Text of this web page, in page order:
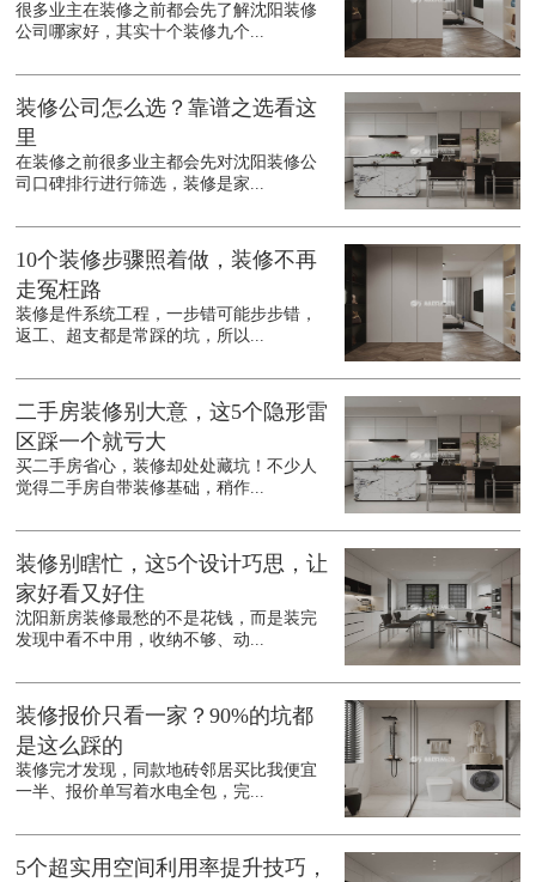
很多业主在装修之前都会先了解沈阳装修
公司哪家好，其实十个装修九个...
装修公司怎么选？靠谱之选看这
里
在装修之前很多业主都会先对沈阳装修公
司口碑排行进行筛选，装修是家...
10个装修步骤照着做，装修不再
走冤枉路
装修是件系统工程，一步错可能步步错，
返工、超支都是常踩的坑，所以...
二手房装修别大意，这5个隐形雷
区踩一个就亏大
买二手房省心，装修却处处藏坑！不少人
觉得二手房自带装修基础，稍作...
装修别瞎忙，这5个设计巧思，让
家好看又好住
沈阳新房装修最愁的不是花钱，而是装完
发现中看不中用，收纳不够、动...
装修报价只看一家？90%的坑都
是这么踩的
装修完才发现，同款地砖邻居买比我便宜
一半、报价单写着水电全包，完...
5个超实用空间利用率提升技巧，